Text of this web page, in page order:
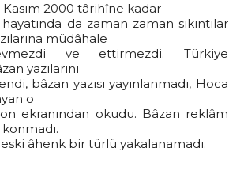
2000 târihîne kadar
da zaman zaman sıkıntılar
müdâhale
ve ettirmezdi. Türkiye
yazılarını
bâzan yazısı yayınlanmadı, Hoca
o
ekranından okudu. Bâzan reklâm
konmadı.
âhenk bir türlü yakalanamadı.